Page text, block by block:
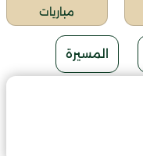
مباريات
المسيرة